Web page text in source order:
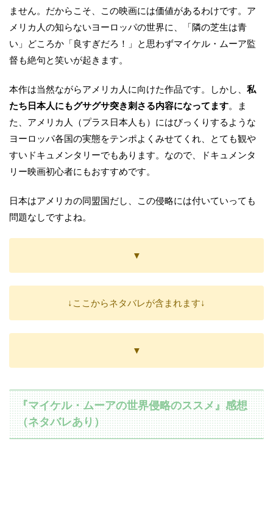
ません。だからこそ、この映画には価値があるわけです。ア
メリカ人の知らないヨーロッパの世界に、「隣の芝生は青
い」どころか「良すぎだろ！」と思わずマイケル・ムーア監
督も絶句と笑いが起きます。
本作は当然ながらアメリカ人に向けた作品です。しかし、 私
たち日本人にもグサグサ突き刺さる内容になってます。ま
た、アメリカ人（プラス日本人も）にはびっくりするような
ヨーロッパ各国の実態をテンポよくみせてくれ、とても観や
すいドキュメンタリーでもあります。なので、ドキュメンタ
リー映画初心者にもおすすめです。
日本はアメリカの同盟国だし、この侵略には付いていっても
問題なしですよね。
▼
↓ここからネタバレが含まれます↓
▼
『マイケル・ムーアの世界侵略のススメ』感想
（ネタバレあり）